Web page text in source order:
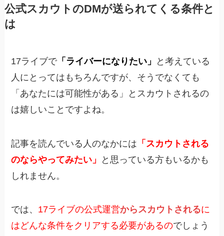
公式スカウトのDMが送られてくる条件と
は
17ライブで「ライバーになりたい」
と考えている
人にとってはもちろんですが、そうでなくても
「あなたには可能性がある」とスカウトされるの
は嬉しいことですよね。
記事を読んでいる人のなかには 「スカウトされる
のならやってみたい」
と思っている方もいるかも
しれません。
では、 17ライブの公式運営からスカウトされるに
はどんな条件をクリアする必要があるのでしょう